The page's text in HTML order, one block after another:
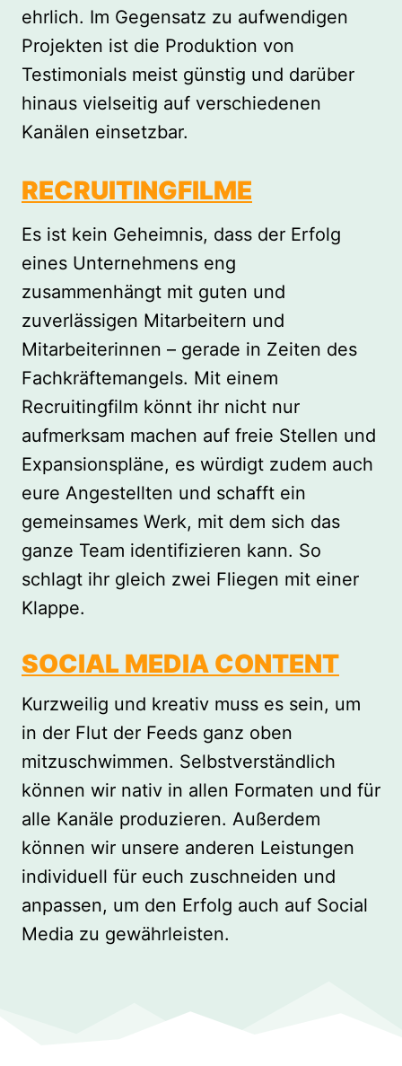
ehrlich. Im Gegensatz zu aufwendigen
Projekten ist die Produktion von
Testimonials meist günstig und darüber
hinaus vielseitig auf verschiedenen
Kanälen einsetzbar.
RECRUITINGFILME
Es ist kein Geheimnis, dass der Erfolg
eines Unternehmens eng
zusammenhängt mit guten und
zuverlässigen Mitarbeitern und
Mitarbeiterinnen – gerade in Zeiten des
Fachkräftemangels. Mit einem
Recruitingfilm könnt ihr nicht nur
aufmerksam machen auf freie Stellen und
Expansionspläne, es würdigt zudem auch
eure Angestellten und schafft ein
gemeinsames Werk, mit dem sich das
ganze Team identifizieren kann. So
schlagt ihr gleich zwei Fliegen mit einer
Klappe.
SOCIAL MEDIA CONTENT
Kurzweilig und kreativ muss es sein, um
in der Flut der Feeds ganz oben
mitzuschwimmen. Selbstverständlich
können wir nativ in allen Formaten und für
alle Kanäle produzieren. Außerdem
können wir unsere anderen Leistungen
individuell für euch zuschneiden und
anpassen, um den Erfolg auch auf Social
Media zu gewährleisten.